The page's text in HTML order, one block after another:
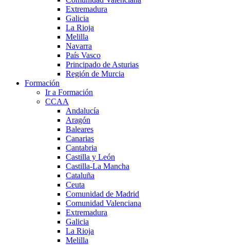
Extremadura
Galicia
La Rioja
Melilla
Navarra
País Vasco
Principado de Asturias
Región de Murcia
Formación
Ir a Formación
CCAA
Andalucía
Aragón
Baleares
Canarias
Cantabria
Castilla y León
Castilla-La Mancha
Cataluña
Ceuta
Comunidad de Madrid
Comunidad Valenciana
Extremadura
Galicia
La Rioja
Melilla